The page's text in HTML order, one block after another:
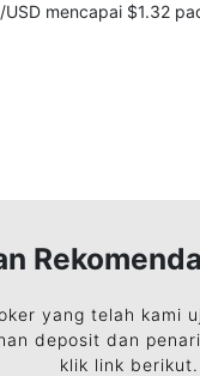
mencapai $1.32
yang telah kami
deposit dan
klik link berikut.